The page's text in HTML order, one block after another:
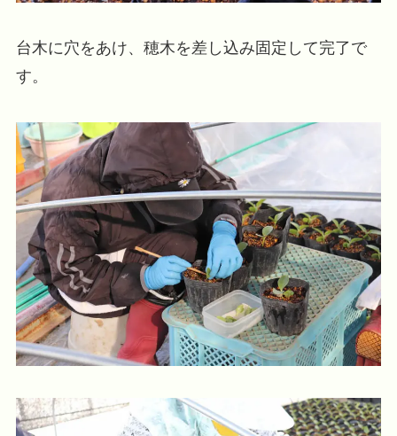
台木に穴をあけ、穂木を差し込み固定して完了で
す。